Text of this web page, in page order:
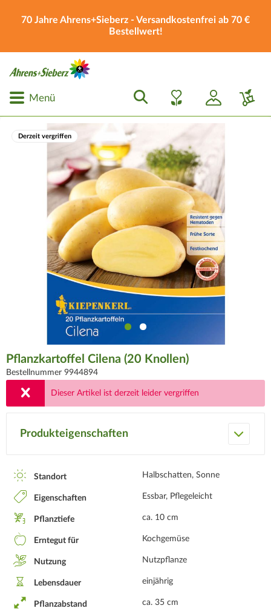
70 Jahre Ahrens+Sieberz - Versandkostenfrei ab 70 €
Bestellwert!
Menü
Derzeit vergriffen
Pflanzkartoffel Cilena (20 Knollen)
Bestellnummer 9944894
Dieser Artikel ist derzeit leider vergriffen
Produkteigenschaften
Standort Halbschatten, Sonne
Eigenschaften Essbar, Pflegeleicht
Pflanztiefe ca. 10 cm
Erntegut für Kochgemüse
Nutzung Nutzpflanze
Lebensdauer einjährig
Pflanzabstand ca. 35 cm